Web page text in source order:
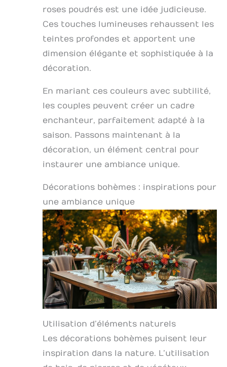
roses poudrés est une idée judicieuse.
Ces touches lumineuses rehaussent les
teintes profondes et apportent une
dimension élégante et sophistiquée à la
décoration.
En mariant ces couleurs avec subtilité,
les couples peuvent créer un cadre
enchanteur, parfaitement adapté à la
saison. Passons maintenant à la
décoration, un élément central pour
instaurer une ambiance unique.
Décorations bohèmes : inspirations pour
une ambiance unique
Utilisation d’éléments naturels
Les décorations bohèmes puisent leur
inspiration dans la nature. L’utilisation